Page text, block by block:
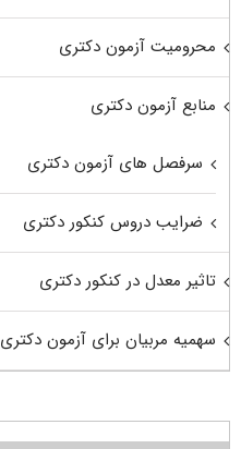
محرومیت آزمون دکتری
منابع آزمون دکتری
سرفصل های آزمون دکتری
ضرایب دروس کنکور دکتری
تاثیر معدل در کنکور دکتری
سهمیه مربیان برای آزمون دکتری